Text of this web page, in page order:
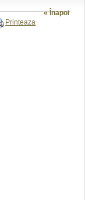
« Înapoi
Printeaza